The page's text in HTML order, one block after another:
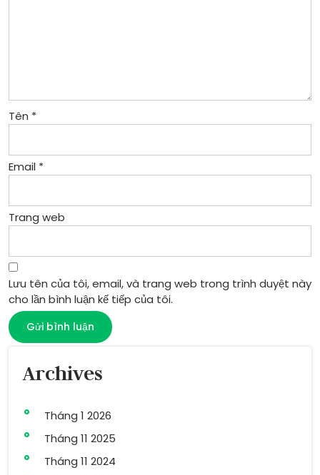
Tên *
Email *
Trang web
Lưu tên của tôi, email, và trang web trong trình duyệt này
cho lần bình luận kế tiếp của tôi.
Archives
Tháng 1 2026
Tháng 11 2025
Tháng 11 2024